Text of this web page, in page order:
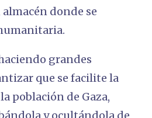
donde se
grandes
que se facilite la
población de Gaza,
y ocultándola de